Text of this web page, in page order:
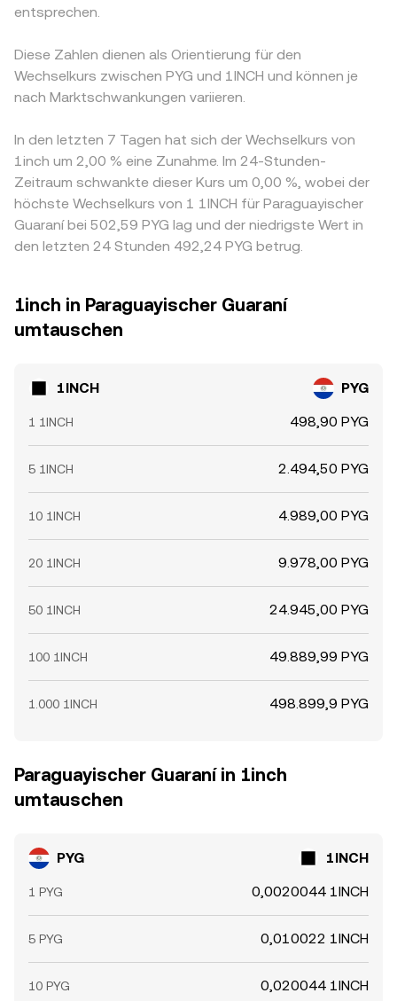
entsprechen.
Diese Zahlen dienen als Orientierung für den
Wechselkurs zwischen PYG und 1INCH und können je
nach Marktschwankungen variieren.
In den letzten 7 Tagen hat sich der Wechselkurs von
1inch um 2,00 % eine Zunahme. Im 24-Stunden-
Zeitraum schwankte dieser Kurs um 0,00 %, wobei der
höchste Wechselkurs von 1 1INCH für Paraguayischer
Guaraní bei 502,59 PYG lag und der niedrigste Wert in
den letzten 24 Stunden 492,24 PYG betrug.
1inch in Paraguayischer Guaraní
umtauschen
1INCH PYG
1 1INCH 498,90 PYG
5 1INCH 2.494,50 PYG
10 1INCH 4.989,00 PYG
20 1INCH 9.978,00 PYG
50 1INCH 24.945,00 PYG
100 1INCH 49.889,99 PYG
1.000 1INCH 498.899,9 PYG
Paraguayischer Guaraní in 1inch
umtauschen
PYG 1INCH
1 PYG 0,0020044 1INCH
5 PYG 0,010022 1INCH
10 PYG 0,020044 1INCH